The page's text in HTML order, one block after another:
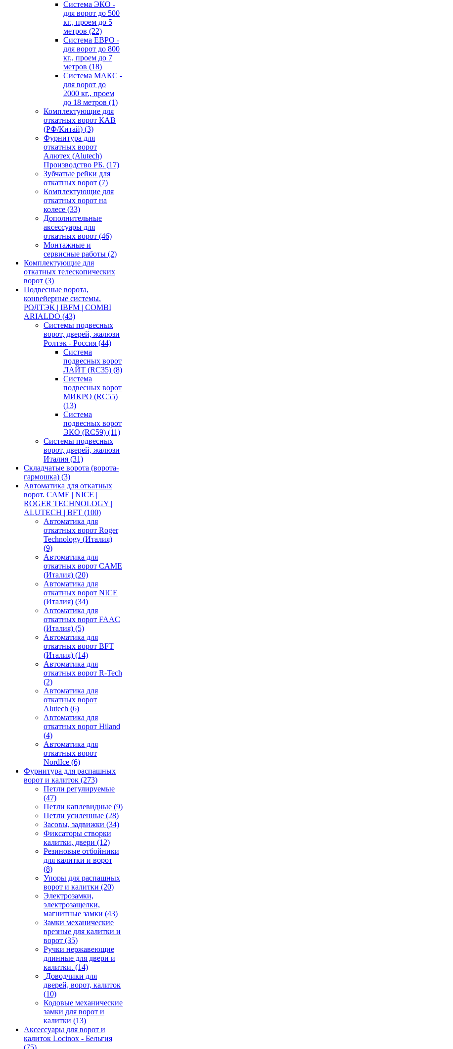
Система ЭКО -
для ворот до 500
кг., проем до 5
метров (22)
Система ЕВРО -
для ворот до 800
кг., проем до 7
метров (18)
Система МАКС -
для ворот до
2000 кг., проем
до 18 метров (1)
Комплектующие для
откатных ворот КАВ
(РФ/Китай) (3)
Фурнитура для
откатных ворот
Алютех (Alutech)
Производство РБ. (17)
Зубчатые рейки для
откатных ворот (7)
Комплектующие для
откатных ворот на
колесе (33)
Дополнительные
аксессуары для
откатных ворот (46)
Монтажные и
сервисные работы (2)
Комплектующие для
откатных телескопических
ворот (3)
Подвесные ворота,
конвейерные системы.
РОЛТЭК | IBFM | COMBI
ARIALDO (43)
Системы подвесных
ворот, дверей, жалюзи
Ролтэк - Россия (44)
Система
подвесных ворот
ЛАЙТ (RC35) (8)
Система
подвесных ворот
МИКРО (RC55)
(13)
Система
подвесных ворот
ЭКО (RC59) (11)
Системы подвесных
ворот, дверей, жалюзи
Италия (31)
Складчатые ворота (ворота-
гармошка) (3)
Автоматика для откатных
ворот. CAME | NICE |
ROGER TECHNOLOGY |
ALUTECH | BFT (100)
Автоматика для
откатных ворот Roger
Technology (Италия)
(9)
Автоматика для
откатных ворот CAME
(Италия) (20)
Автоматика для
откатных ворот NICE
(Италия) (34)
Автоматика для
откатных ворот FAAC
(Италия) (5)
Автоматика для
откатных ворот BFT
(Италия) (14)
Автоматика для
откатных ворот R-Tech
(2)
Автоматика для
откатных ворот
Alutech (6)
Автоматика для
откатных ворот Hiland
(4)
Автоматика для
откатных ворот
NordIce (6)
Фурнитура для распашных
ворот и калиток (273)
Петли регулируемые
(47)
Петли каплевидные (9)
Петли усиленные (28)
Засовы, задвижки (34)
Фиксаторы створки
калитки, двери (12)
Резиновые отбойники
для калитки и ворот
(8)
Упоры для распашных
ворот и калитки (20)
Электрозамки,
электрозащелки,
магнитные замки (43)
Замки механические
врезные для калитки и
ворот (35)
Ручки нержавеющие
длинные для двери и
калитки. (14)
Доводчики для
дверей, ворот, калиток
(10)
Кодовые механические
замки для ворот и
калитки (13)
Аксессуары для ворот и
калиток Locinox - Бельгия
(75)